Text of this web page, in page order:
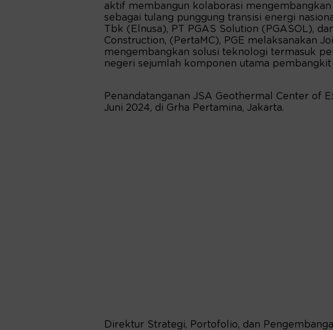
aktif membangun kolaborasi
sebagai tulang punggung transisi energi
Tbk (Elnusa), PT PGAS Solution (PGASOL),
Construction, (PertaMC), PGE melaksanakan
mengembangkan solusi teknologi termasuk
negeri sejumlah komponen utama
Penandatanganan JSA Geothermal Center of
Juni 2024, di Grha Pertamina, Jakarta.
Direktur Strategi, Portofolio, dan